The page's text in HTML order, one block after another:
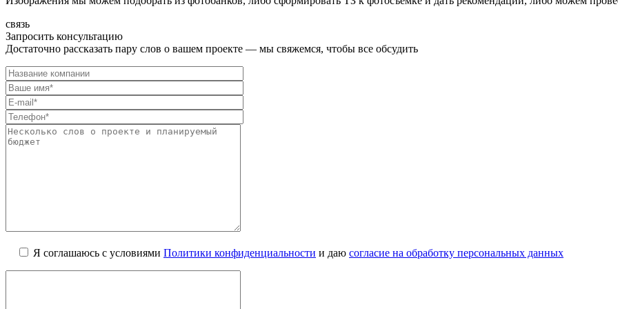
связь
Запросить консультацию
Достаточно рассказать пару слов о вашем проекте — мы свяжемся, чтобы все обсудить
Я соглашаюсь с условиями Политики конфиденциальности и даю согласие на обработку персональных данных